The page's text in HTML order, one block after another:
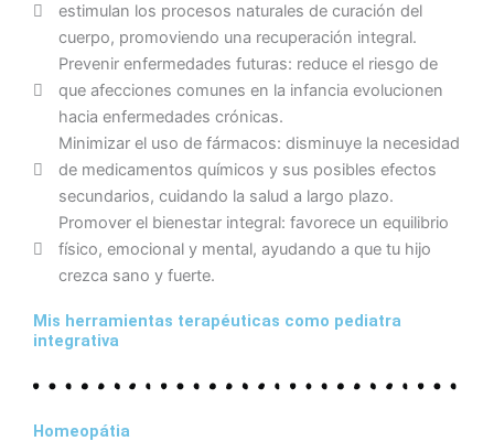
estimulan los procesos naturales de curación del
cuerpo, promoviendo una recuperación integral.
Prevenir enfermedades futuras: reduce el riesgo de
que afecciones comunes en la infancia evolucionen
hacia enfermedades crónicas.
Minimizar el uso de fármacos: disminuye la necesidad
de medicamentos químicos y sus posibles efectos
secundarios, cuidando la salud a largo plazo.
Promover el bienestar integral: favorece un equilibrio
físico, emocional y mental, ayudando a que tu hijo
crezca sano y fuerte.
Mis herramientas terapéuticas como pediatra
integrativa
Homeopátia